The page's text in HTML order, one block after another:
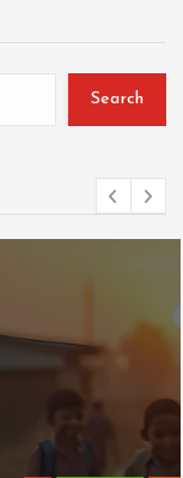
Search